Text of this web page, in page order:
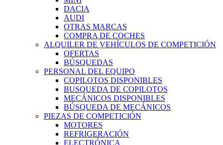
DACIA
AUDI
OTRAS MARCAS
COMPRA DE COCHES
ALQUILER DE VEHÍCULOS DE COMPETICIÓN
OFERTAS
BÚSQUEDAS
PERSONAL DEL EQUIPO
COPILOTOS DISPONIBLES
BUSQUEDA DE COPILOTOS
MECÁNICOS DISPONIBLES
BÚSQUEDA DE MECÁNICOS
PIEZAS DE COMPETICIÓN
MOTORES
REFRIGERACIÓN
ELECTRÓNICA